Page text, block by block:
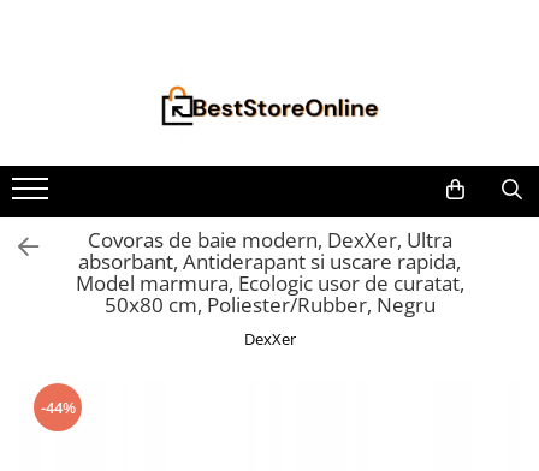
Accesorii aparate climatizare
Accesorii console gaming
Accesorii si Piese Aspiratoare
Aspiratoare Universale
Dyson
iRobot Roomba
Tefal Rowenta X-Force Flex
Covoras de baie modern, DexXer, Ultra
absorbant, Antiderapant si uscare rapida,
Model marmura, Ecologic usor de curatat,
50x80 cm, Poliester/Rubber, Negru
DexXer
-44%